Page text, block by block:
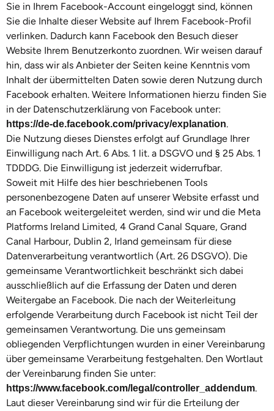
Sie in Ihrem Facebook-Account eingeloggt sind, können
Sie die Inhalte dieser Website auf Ihrem Facebook-Profil
verlinken. Dadurch kann Facebook den Besuch dieser
Website Ihrem Benutzerkonto zuordnen. Wir weisen darauf
hin, dass wir als Anbieter der Seiten keine Kenntnis vom
Inhalt der übermittelten Daten sowie deren Nutzung durch
Facebook erhalten. Weitere Informationen hierzu finden Sie
in der Datenschutzerklärung von Facebook unter:
https://de-de.facebook.com/privacy/explanation.
Die Nutzung dieses Dienstes erfolgt auf Grundlage Ihrer
Einwilligung nach Art. 6 Abs. 1 lit. a DSGVO und § 25 Abs. 1
TDDDG. Die Einwilligung ist jederzeit widerrufbar.
Soweit mit Hilfe des hier beschriebenen Tools
personenbezogene Daten auf unserer Website erfasst und
an Facebook weitergeleitet werden, sind wir und die Meta
Platforms Ireland Limited, 4 Grand Canal Square, Grand
Canal Harbour, Dublin 2, Irland gemeinsam für diese
Datenverarbeitung verantwortlich (Art. 26 DSGVO). Die
gemeinsame Verantwortlichkeit beschränkt sich dabei
ausschließlich auf die Erfassung der Daten und deren
Weitergabe an Facebook. Die nach der Weiterleitung
erfolgende Verarbeitung durch Facebook ist nicht Teil der
gemeinsamen Verantwortung. Die uns gemeinsam
obliegenden Verpflichtungen wurden in einer Vereinbarung
über gemeinsame Verarbeitung festgehalten. Den Wortlaut
der Vereinbarung finden Sie unter:
https://www.facebook.com/legal/controller_addendum.
Laut dieser Vereinbarung sind wir für die Erteilung der